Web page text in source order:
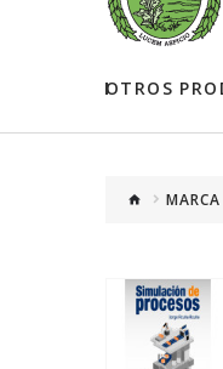
OTROS
MARCA